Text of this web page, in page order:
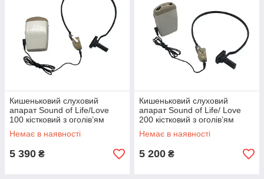
Кишеньковий слуховий
апарат Sound of Life/Love
100 кістковий з оголів’ям
Немає в наявності
5 390 ₴
Кишеньковий слуховий
апарат Sound of Life/ Love
200 кістковий з оголів’ям
Немає в наявності
5 200 ₴